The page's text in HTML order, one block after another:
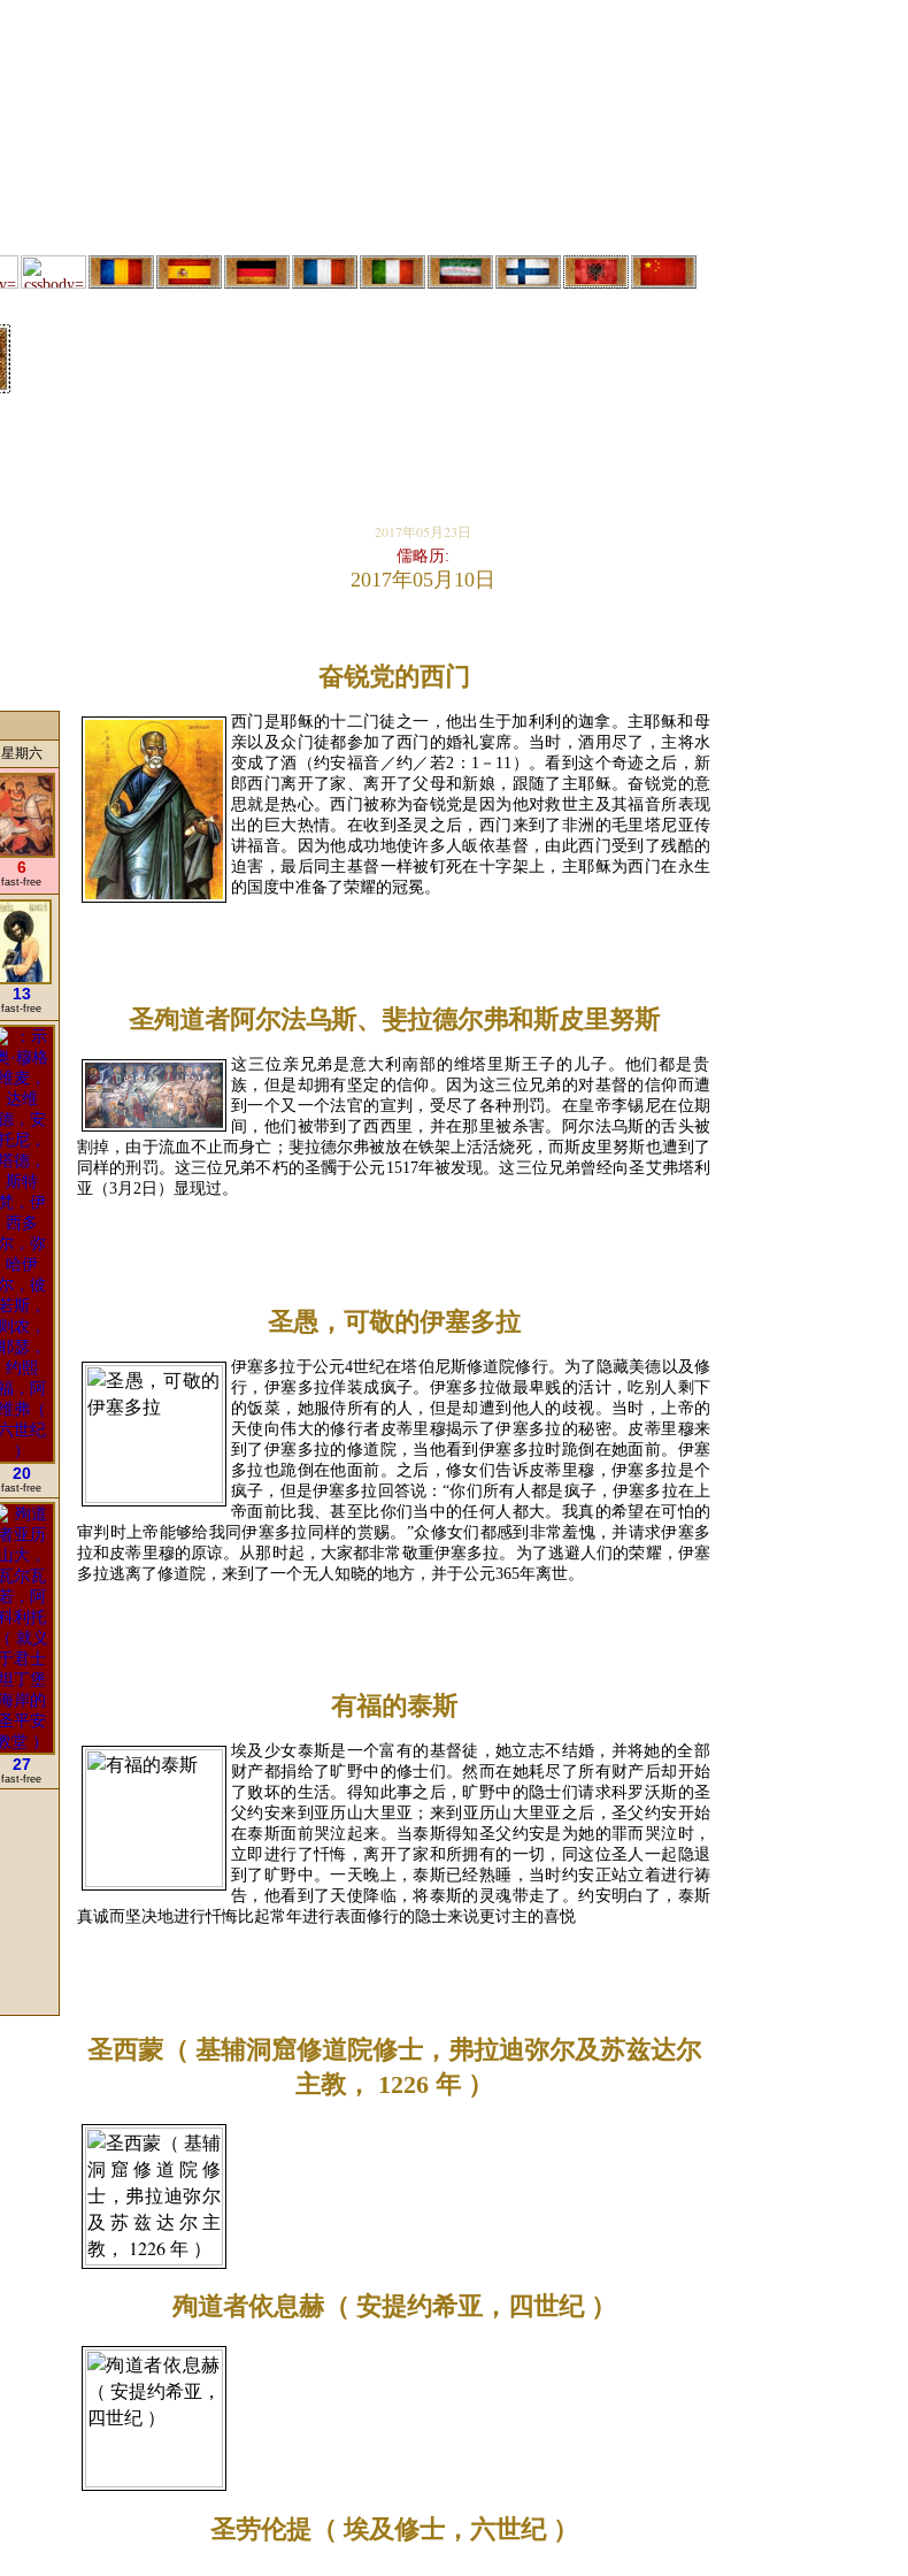
2017年05月23日
儒略历:
2017年05月10日
奋锐党的西门
西门是耶稣的十二门徒之一，他出生于加利利的迦拿。主耶稣和母
亲以及众门徒都参加了西门的婚礼宴席。当时，酒用尽了，主将水
变成了酒（约安福音／约／若2：1－11）。看到这个奇迹之后，新
郎西门离开了家、离开了父母和新娘，跟随了主耶稣。奋锐党的意
思就是热心。西门被称为奋锐党是因为他对救世主及其福音所表现
出的巨大热情。在收到圣灵之后，西门来到了非洲的毛里塔尼亚传
讲福音。因为他成功地使许多人皈依基督，由此西门受到了残酷的
迫害，最后同主基督一样被钉死在十字架上，主耶稣为西门在永生
的国度中准备了荣耀的冠冕。
圣殉道者阿尔法乌斯、斐拉德尔弗和斯皮里努斯
这三位亲兄弟是意大利南部的维塔里斯王子的儿子。他们都是贵
族，但是却拥有坚定的信仰。因为这三位兄弟的对基督的信仰而遭
到一个又一个法官的宣判，受尽了各种刑罚。在皇帝李锡尼在位期
间，他们被带到了西西里，并在那里被杀害。阿尔法乌斯的舌头被
割掉，由于流血不止而身亡；斐拉德尔弗被放在铁架上活活烧死，而斯皮里努斯也遭到了
同样的刑罚。这三位兄弟不朽的圣髑于公元1517年被发现。这三位兄弟曾经向圣艾弗塔利
亚（3月2日）显现过。
圣愚，可敬的伊塞多拉
伊塞多拉于公元4世纪在塔伯尼斯修道院修行。为了隐藏美德以及修
行，伊塞多拉佯装成疯子。伊塞多拉做最卑贱的活计，吃别人剩下
的饭菜，她服侍所有的人，但是却遭到他人的歧视。当时，上帝的
天使向伟大的修行者皮蒂里穆揭示了伊塞多拉的秘密。皮蒂里穆来
到了伊塞多拉的修道院，当他看到伊塞多拉时跪倒在她面前。伊塞
多拉也跪倒在他面前。之后，修女们告诉皮蒂里穆，伊塞多拉是个
疯子，但是伊塞多拉回答说：“你们所有人都是疯子，伊塞多拉在上
帝面前比我、甚至比你们当中的任何人都大。我真的希望在可怕的
审判时上帝能够给我同伊塞多拉同样的赏赐。”众修女们都感到非常羞愧，并请求伊塞多
拉和皮蒂里穆的原谅。从那时起，大家都非常敬重伊塞多拉。为了逃避人们的荣耀，伊塞
多拉逃离了修道院，来到了一个无人知晓的地方，并于公元365年离世。
有福的泰斯
埃及少女泰斯是一个富有的基督徒，她立志不结婚，并将她的全部
财产都捐给了旷野中的修士们。然而在她耗尽了所有财产后却开始
了败坏的生活。得知此事之后，旷野中的隐士们请求科罗沃斯的圣
父约安来到亚历山大里亚；来到亚历山大里亚之后，圣父约安开始
在泰斯面前哭泣起来。当泰斯得知圣父约安是为她的罪而哭泣时，
立即进行了忏悔，离开了家和所拥有的一切，同这位圣人一起隐退
到了旷野中。一天晚上，泰斯已经熟睡，当时约安正站立着进行祷
告，他看到了天使降临，将泰斯的灵魂带走了。约安明白了，泰斯
真诚而坚决地进行忏悔比起常年进行表面修行的隐士来说更讨主的喜悦
圣西蒙（ 基辅洞窟修道院修士，弗拉迪弥尔及苏兹达尔
主教， 1226 年 ）
殉道者依息赫（ 安提约希亚，四世纪 ）
圣劳伦提（ 埃及修士，六世纪 ）
星期六
6
fast-free
13
fast-free
20
fast-free
27
fast-free